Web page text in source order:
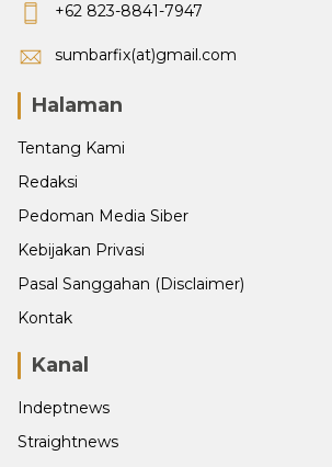
+62 823-8841-7947
sumbarfix(at)gmail.com
Halaman
Tentang Kami
Redaksi
Pedoman Media Siber
Kebijakan Privasi
Pasal Sanggahan (Disclaimer)
Kontak
Kanal
Indeptnews
Straightnews